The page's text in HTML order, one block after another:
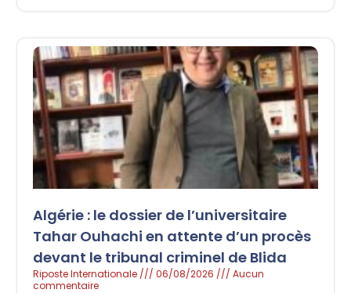
Algérie : le dossier de l’universitaire
Tahar Ouhachi en attente d’un procès
devant le tribunal criminel de Blida
Riposte Internationale 06/08/2026
Aucun
commentaire